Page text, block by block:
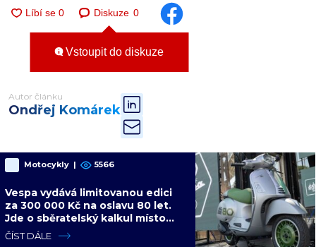
Diskuze 0
Vstoupit do diskuze
Autor článku
Ondřej Komárek
Motocykly | 5566
Vespa vydává limitovanou edici
za 300 000 Kč na oslavu 80 let.
Jde o sběratelský kalkul místo
jízdního upgradu
ČÍST DÁLE